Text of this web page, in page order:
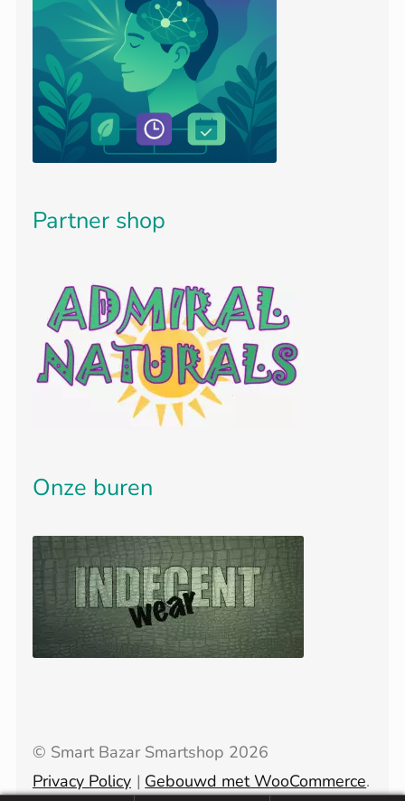
Partner shop
Onze buren
© Smart Bazar Smartshop 2026
Privacy Policy
Gebouwd met WooCommerce.